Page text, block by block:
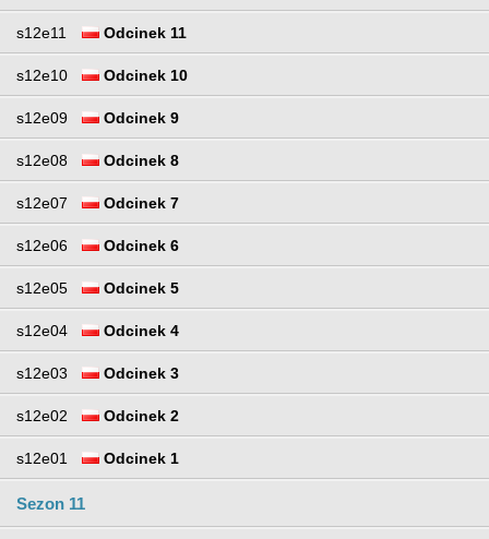
s12e11 Odcinek 11
s12e10 Odcinek 10
s12e09 Odcinek 9
s12e08 Odcinek 8
s12e07 Odcinek 7
s12e06 Odcinek 6
s12e05 Odcinek 5
s12e04 Odcinek 4
s12e03 Odcinek 3
s12e02 Odcinek 2
s12e01 Odcinek 1
Sezon 11